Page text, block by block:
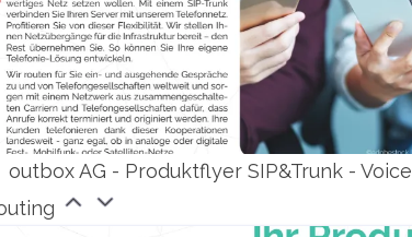
outbox AG - Produktflyer SIP&Trunk - Voice